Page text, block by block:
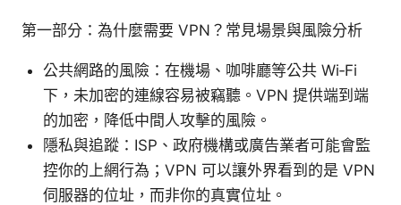
第一部分：為什麼需要 VPN？常見場景與風險分析
公共網路的風險：在機場、咖啡廳等公共 Wi‑Fi
下，未加密的連線容易被竊聽。VPN 提供端到端
的加密，降低中間人攻擊的風險。
隱私與追蹤：ISP、政府機構或廣告業者可能會監
控你的上網行為；VPN 可以讓外界看到的是 VPN
伺服器的位址，而非你的真實位址。